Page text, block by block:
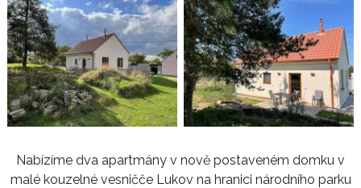
Nabízíme dva apartmány v nově postaveném domku v
malé kouzelné vesničče Lukov na hranici národního parku